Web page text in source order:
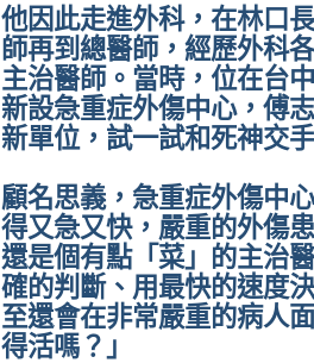
他因此走進外科，在林口
師再到總醫師，經歷外科
主治醫師。當時，位在台
新設急重症外傷中心，傅
新單位，試一試和死神交
顧名思義，急重症外傷中
得又急又快，嚴重的外傷
還是個有點「菜」的主治
確的判斷、用最快的速度
至還會在非常嚴重的病人
得活嗎？」